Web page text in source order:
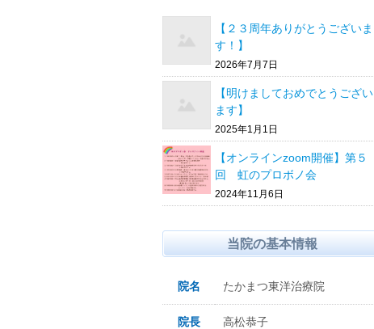
【２３周年ありがとうございま
す！】
2026年7月7日
【明けましておめでとうござい
ます】
2025年1月1日
【オンラインzoom開催】第５
回 虹のプロボノ会
2024年11月6日
当院の基本情報
院名 たかまつ東洋治療院
院長 高松恭子